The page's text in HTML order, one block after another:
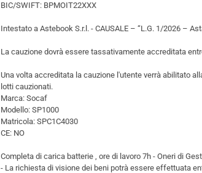
BIC/SWIFT: BPMOIT22XXX
Intestato a Astebook S.r.l. - CAUSALE – “L.G. 1/2026 –
La cauzione dovrà essere tassativamente accreditata
Una volta accreditata la cauzione l'utente verrà abilitato
lotti cauzionati.
Marca: Socaf
Modello: SP1000
Matricola: SPC1C4030
CE: NO
Completa di carica batterie , ore di lavoro 7h - Oneri di
- La richiesta di visione dei beni potrà essere effettuata